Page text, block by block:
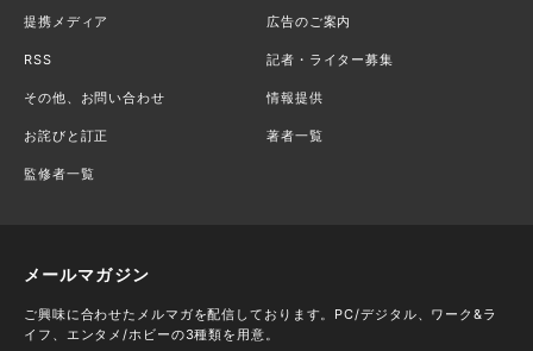
提携メディア 広告のご案内
RSS 記者・ライター募集
その他、お問い合わせ 情報提供
お詫びと訂正 著者一覧
監修者一覧
メールマガジン
ご興味に合わせたメルマガを配信しております。PC/デジタル、ワーク&ラ
イフ、エンタメ/ホビーの3種類を用意。